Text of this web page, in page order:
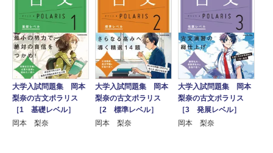
大学入試問題集 岡本
梨奈の古文ポラリス
［1 基礎レベル］
岡本 梨奈
大学入試問題集 岡本
梨奈の古文ポラリス
［2 標準レベル］
岡本 梨奈
大学入試問題集 岡本
梨奈の古文ポラリス
［3 発展レベル］
岡本 梨奈